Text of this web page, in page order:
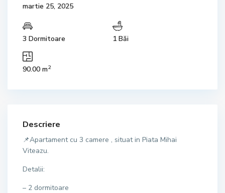
martie 25, 2025
3 Dormitoare 1 Băi
90.00 m2
Descriere
📌Apartament cu 3 camere , situat in Piata Mihai
Viteazu.
Detalii:
– 2 dormitoare